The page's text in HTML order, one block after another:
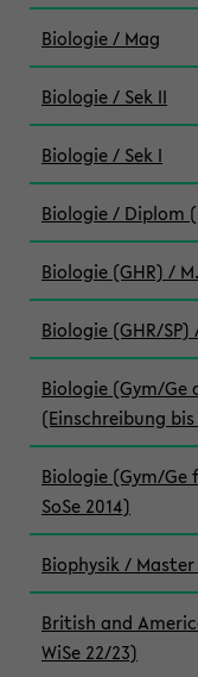
Biologie / Mag
Biologie / Sek II
Biologie / Sek I
Biologie / Diplom
Biologie (GHR) /
Biologie (GHR/
Biologie (Gym/Ge
(Einschreibung bis
Biologie (Gym/Ge
SoSe 2014)
Biophysik / Master
British and
WiSe 22/23)